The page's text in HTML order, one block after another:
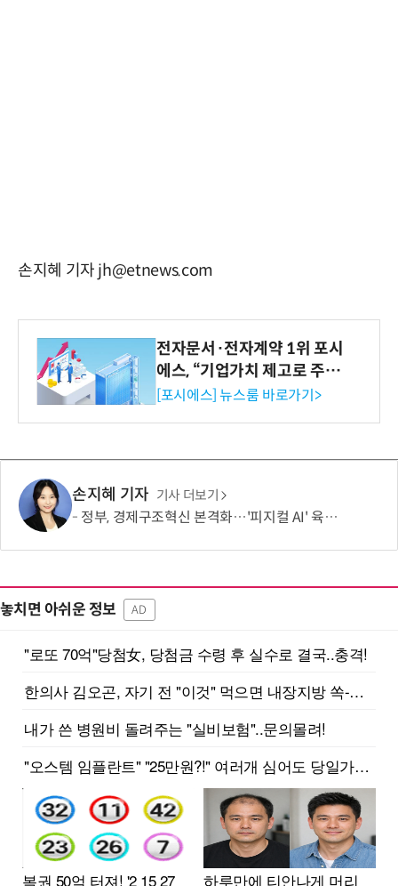
손지혜 기자 jh@etnews.com
전자문서·전자계약 1위 포시
에스, “기업가치 제고로 주주
환원 강화” 계획 공시
[포시에스] 뉴스룸 바로가기>
손지혜 기자 기사 더보기
정부, 경제구조혁신 본격화…'피지컬 AI' 육성·국가자산 관리체계 개편
놓치면 아쉬운 정보 AD